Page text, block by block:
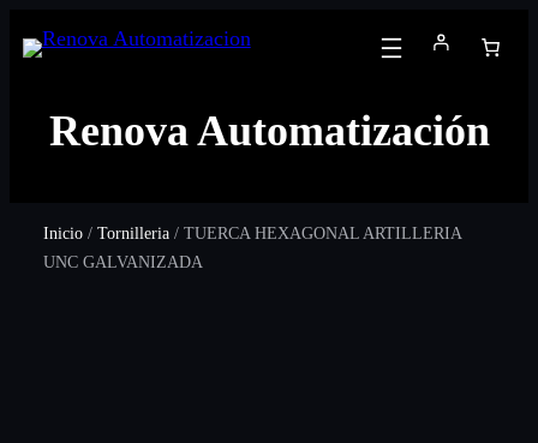
Renova Automatización
Inicio / Tornilleria / TUERCA HEXAGONAL ARTILLERIA
UNC GALVANIZADA